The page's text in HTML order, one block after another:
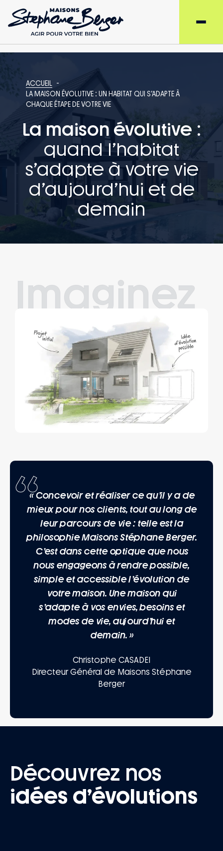
ACCUEIL
LA MAISON ÉVOLUTIVE : UN HABITAT QUI S’ADAPTE À
CHAQUE ÉTAPE DE VOTRE VIE
La maison évolutive :
quand l’habitat
s’adapte à votre vie
d’aujourd’hui et de
demain
Imaginez
« Concevoir et réaliser ce qu’il y a de
mieux pour nos clients, tout au long de
leur parcours de vie : telle est la
philosophie Maisons Stéphane Berger.
C’est dans cette optique que nous
nous engageons à rendrepossible,
simpleetaccessiblel’évolution de
votre maison. Une maison qui
s’adapte à vos envies, besoins et
modes de vie, aujourd’hui et
demain. »
Christophe CASADEI
Directeur Général de Maisons Stéphane
Berger
Découvrez nos
idées d’évolutions